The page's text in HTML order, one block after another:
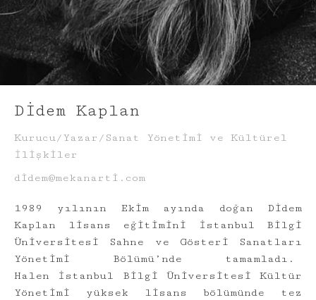
Didem Kaplan
Kurucu/Yazar/Sanat Yönetimi ve Kültürel
İlişkiler
didem@mekanarti.com
1989 yılının Ekim ayında doğan Didem
Kaplan lisans eğitimini İstanbul Bilgi
Üniversitesi Sahne ve Gösteri Sanatları
Yönetimi Bölümü’nde tamamladı.
Halen İstanbul Bilgi Üniversitesi Kültür
Yönetimi yüksek lisans bölümünde tez